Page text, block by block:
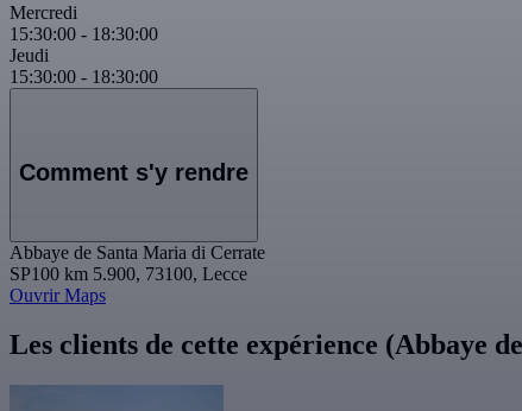
Mercredi
15:30:00 - 18:30:00
Jeudi
15:30:00 - 18:30:00
Comment s'y rendre
Abbaye de Santa Maria di Cerrate
SP100 km 5.900, 73100, Lecce
Ouvrir Maps
Les clients de cette expérience (Abbaye